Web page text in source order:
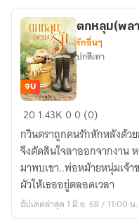
ตกหลุม(พลาง)รัก
จบ
ตกหลุม(พล
รักอื่นๆ
ปกสีเทา
201.43K00 (0)
กวินตราถูกคนรักหักหลังด้ว
จึงตัดสินใจลาออกจากงาน
มาพบเขา..พ่อหม้ายหนุ่มเจ้า
ผัวให้เธออยู่ตลอดเวลา
อัปเดตล่าสุด 1 มิ.ย. 68 / 11:00 น.